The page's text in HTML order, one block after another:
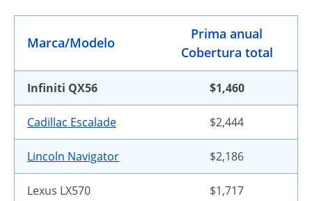
Marca/Modelo
Prima anual
Cobertura total
Infiniti QX56 $1,460
Cadillac Escalade $2,444
Lincoln Navigator $2,186
Lexus LX570 $1,717